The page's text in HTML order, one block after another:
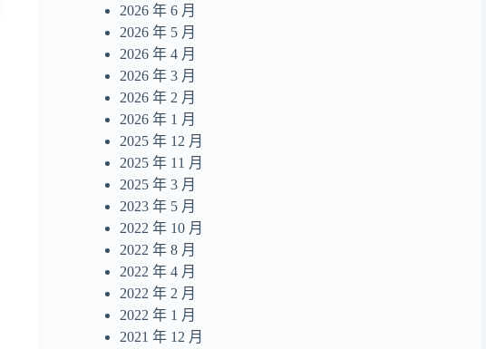
14Summer Dream
15無人之島
16目及皆是你
17摺縫中的夢
18Daydreamer
2026 年 6 月
2026 年 5 月
2026 年 4 月
2026 年 3 月
2026 年 2 月
2026 年 1 月
2025 年 12 月
2025 年 11 月
2025 年 3 月
2023 年 5 月
2022 年 10 月
2022 年 8 月
2022 年 4 月
2022 年 2 月
2022 年 1 月
2021 年 12 月